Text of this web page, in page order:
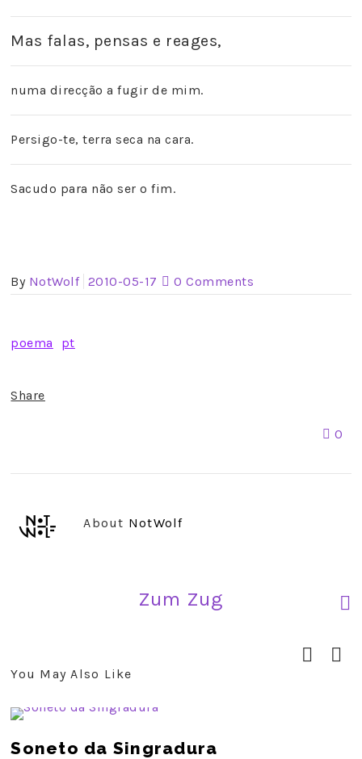
Mas falas, pensas e reages,
numa direcção a fugir de mim.
Persigo-te, terra seca na cara.
Sacudo para não ser o fim.
By NotWolf 2010-05-17 0 Comments
poema pt
Share
0
About NotWolf
Zum Zug
You May Also Like
Soneto da Singradura